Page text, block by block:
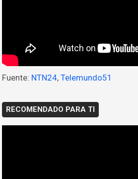
Fuente: NTN24, Telemundo51
RECOMENDADO PARA TI